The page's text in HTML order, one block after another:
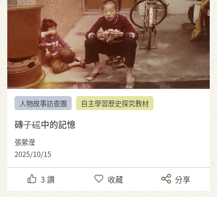
人物故事訪查團 自主學習歷史探究教材
磚⼦磘中的記憶
張縈瀅
2025/10/15
3 讚 收藏 分享